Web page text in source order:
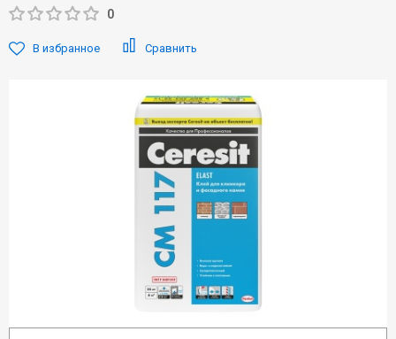
0
В избранное Сравнить